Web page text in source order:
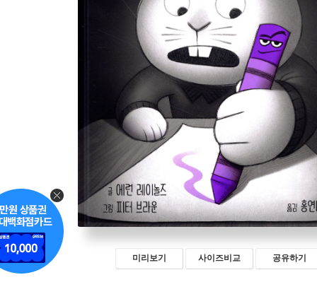
미리보기 사이즈비교 공유하기